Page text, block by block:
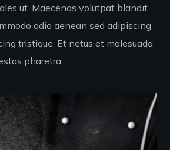
ut. Maecenas volutpat blandit
odio aenean sed adipiscing
tristique. Et netus et malesuada
pharetra.